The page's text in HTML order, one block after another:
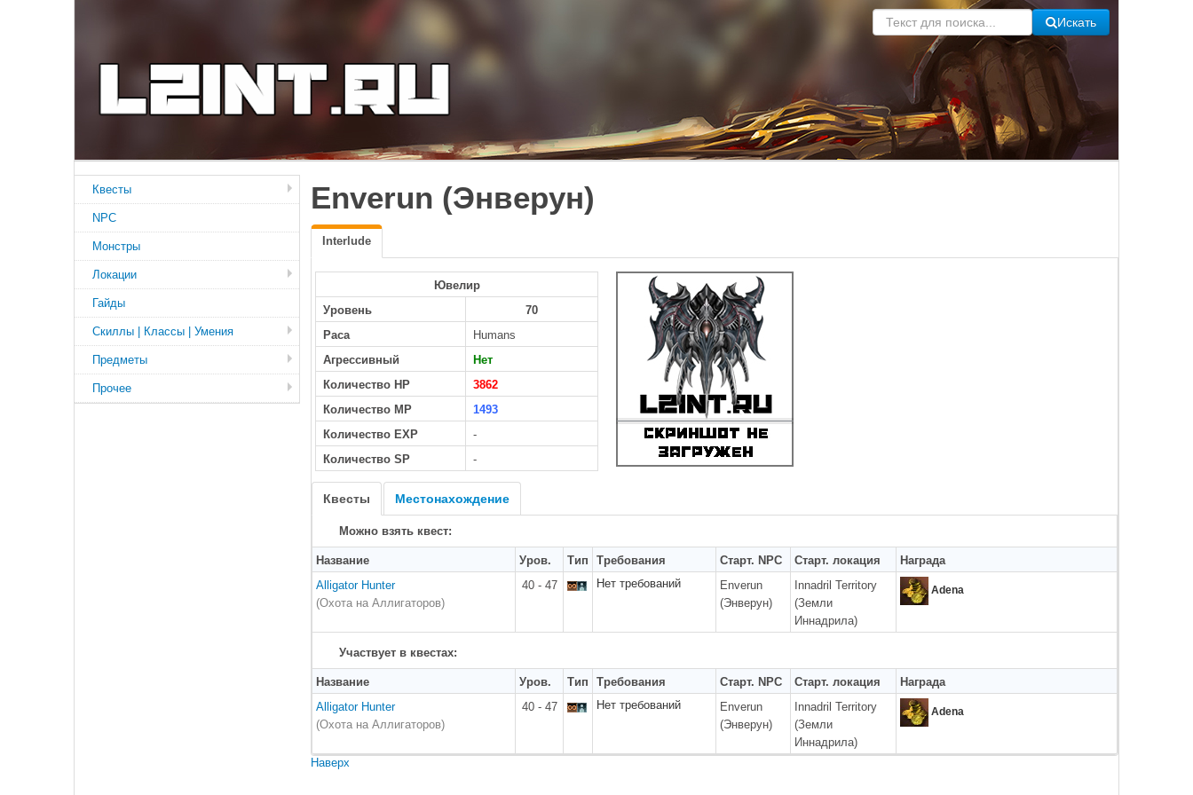
Искать
Enverun (Энверун)
Interlude
Ювелир
Уровень
70
Раса
Humans
Агрессивный
Нет
Количество HP
3862
Количество MP
1493
Количество EXP
-
Количество SP
-
Квесты Местонахождение
Можно взять квест:
Название Уров. Тип Требования Старт. NPC Старт. локация
Награда
Alligator Hunter
(Охота на Аллигаторов)
40 - 47 Нет требований
Enverun
(Энверун)
Innadril Territory
(Земли
Иннадрила)
Adena
Участвует в квестах:
Название Уров. Тип Требования Старт. NPC Старт. локация
Награда
Alligator Hunter
(Охота на Аллигаторов)
40 - 47 Нет требований
Enverun
(Энверун)
Innadril Territory
(Земли
Иннадрила)
Adena
Наверх
Квесты
NPC
Монстры
Локации
Гайды
Скиллы | Классы | Умения
Предметы
Прочее